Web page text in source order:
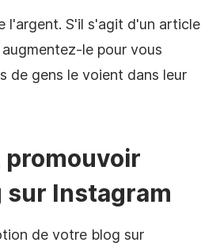
l'argent. S'il s'agit d'un article
le pour vous
de gens le voient dans leur
promouvoir
sur Instagram
de votre blog sur